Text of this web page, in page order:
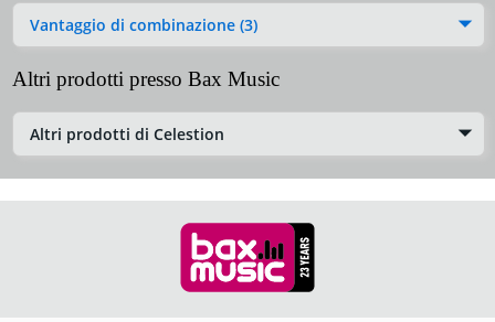
Vantaggio di combinazione (3)
Altri prodotti presso Bax Music
Altri prodotti di Celestion